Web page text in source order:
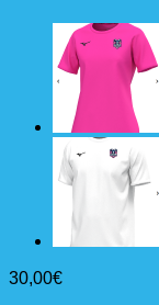
30,00€